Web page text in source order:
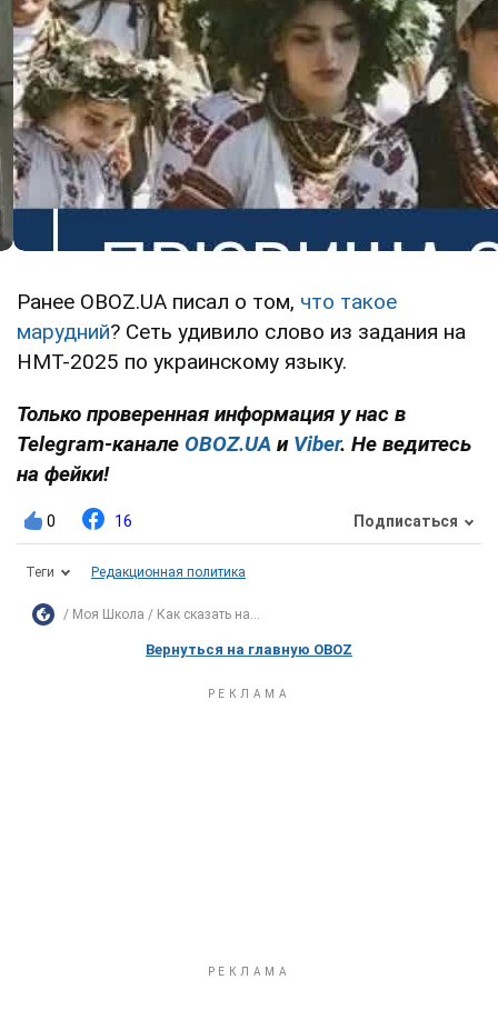
Ранее OBOZ.UA писал о том, что такое
марудний? Сеть удивило слово из задания на
НМТ-2025 по украинскому языку.
Только проверенная информация у нас в
Telegram-канале OBOZ.UA и Viber. Не ведитесь
на фейки!
0 16 Подписаться
Теги Редакционная политика
Моя Школа Как сказать на...
Вернуться на главную OBOZ